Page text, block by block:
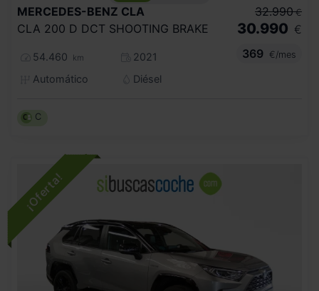
MERCEDES-BENZ CLA
CLA 200 D DCT SHOOTING BRAKE
54.460 km
2021
Automático
Diésel
32.990 €
30.990 €
369
€/mes
C